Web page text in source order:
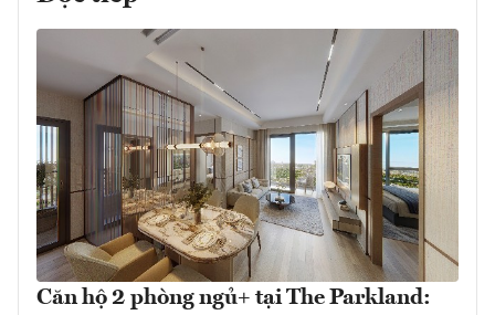
Căn hộ 2 phòng ngủ+ tại The Parkland: